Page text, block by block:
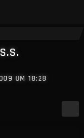
UM 18:28